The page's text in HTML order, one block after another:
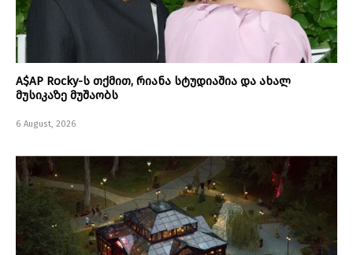
A$AP Rocky-ს თქმით, რიანა სტუდიაშია და ახალ
მუსიკაზე მუშაობს
6 August, 2026